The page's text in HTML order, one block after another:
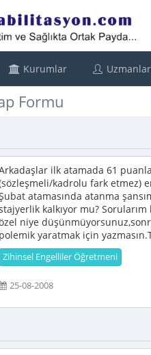
Kurumlar Uzmanlar
Formu
ilk atamada 61
kadrolu fark etmez)
atamasında atanma
kalkıyor mu?
niye
polemik yaratmak için
Zihinsel Engelliler Öğretmeni
25-08-2008